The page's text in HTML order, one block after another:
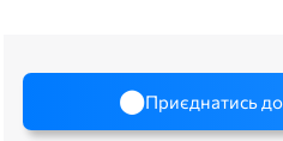
Приєднатись